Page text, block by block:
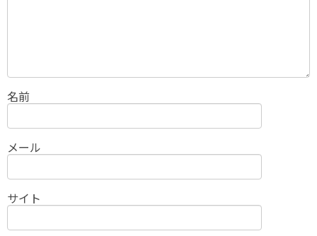
名前
メール
サイト